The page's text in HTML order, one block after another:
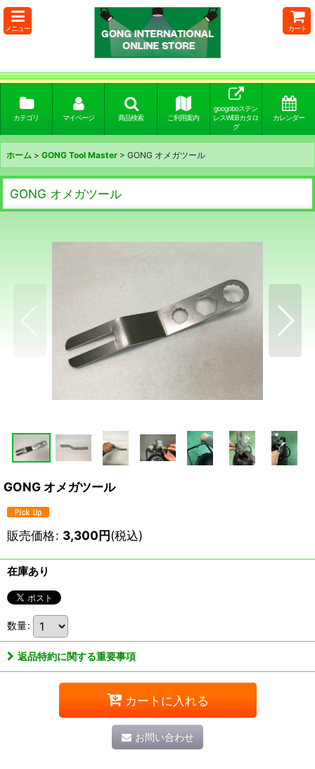
メニュー カート
カテゴリ マイページ 商品検索 ご利用案内
googoboステン
レスWEBカタロ
グ
カレンダー
ホーム > GONG Tool Master > GONG オメガツール
GONG オメガツール
GONG オメガツール
販売価格: 3,300円(税込)
在庫あり
数量:
返品特約に関する重要事項
カートに入れる
お問い合わせ